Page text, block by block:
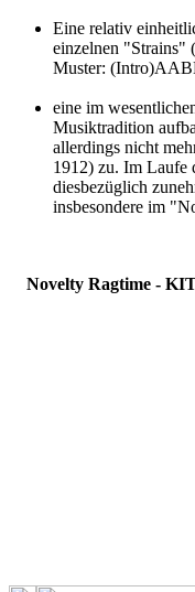
Eine relativ
einzelnen "Strains"
Muster:
eine im
Musiktradition
allerdings nicht
1912) zu. Im Laufe
diesbezüglich
insbesondere im
Novelty Ragtime -